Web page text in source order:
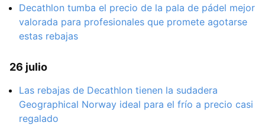
Decathlon tumba el precio de la pala de pádel mejor
valorada para profesionales que promete agotarse
estas rebajas
26 julio
Las rebajas de Decathlon tienen la sudadera
Geographical Norway ideal para el frío a precio casi
regalado